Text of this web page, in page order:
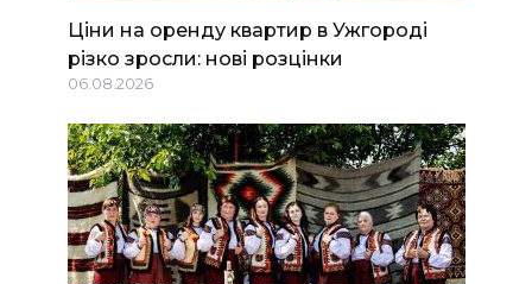
Ціни на оренду квартир в Ужгороді
різко зросли: нові розцінки
06.08.2026